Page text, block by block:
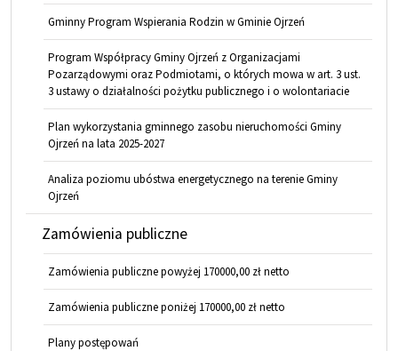
Gminny Program Wspierania Rodzin w Gminie Ojrzeń
Program Współpracy Gminy Ojrzeń z Organizacjami
Pozarządowymi oraz Podmiotami, o których mowa w art. 3 ust.
3 ustawy o działalności pożytku publicznego i o wolontariacie
Plan wykorzystania gminnego zasobu nieruchomości Gminy
Ojrzeń na lata 2025-2027
Analiza poziomu ubóstwa energetycznego na terenie Gminy
Ojrzeń
Zamówienia publiczne
Zamówienia publiczne powyżej 170000,00 zł netto
Zamówienia publiczne poniżej 170000,00 zł netto
Plany postępowań